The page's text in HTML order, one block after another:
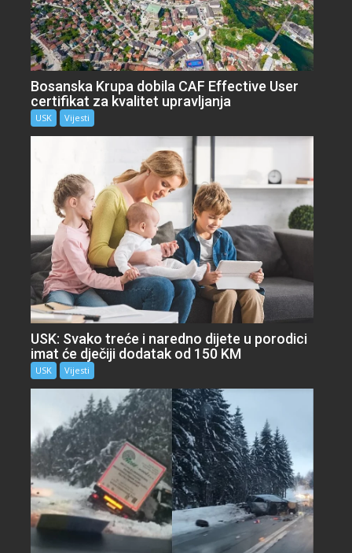
Bosanska Krupa dobila CAF Effective User
certifikat za kvalitet upravljanja
USK Vijesti
USK: Svako treće i naredno dijete u porodici
imat će dječiji dodatak od 150 KM
USK Vijesti